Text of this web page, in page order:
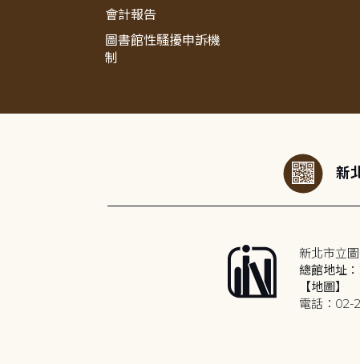
會計報告
圖書館性騷擾申訴機
制
新
新北市立
總館地址
【地圖】
電話：02-